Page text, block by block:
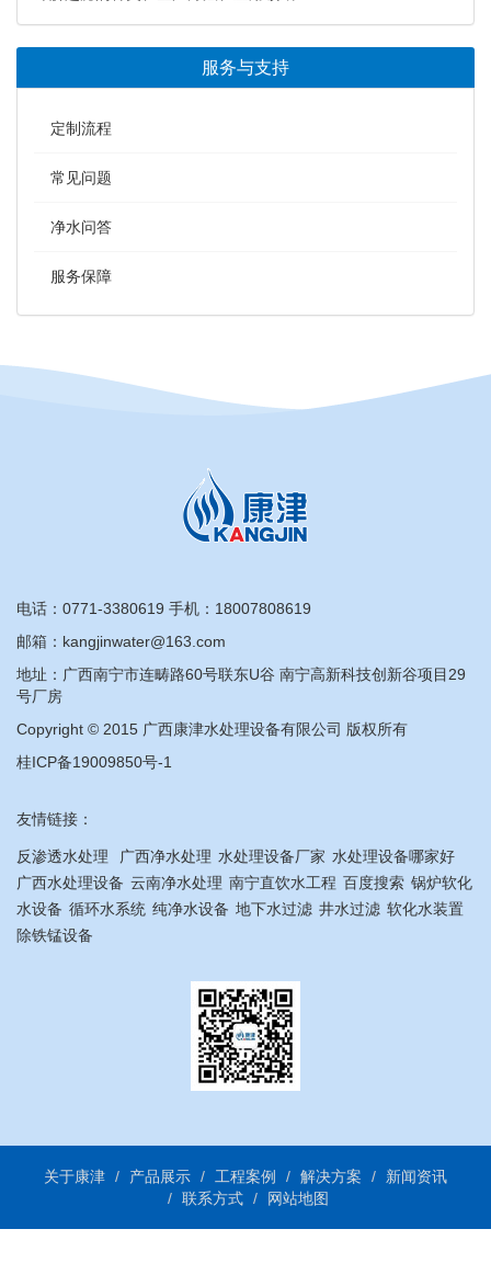
服务与支持
定制流程
常见问题
净水问答
服务保障
电话： 0771-3380619 手机： 18007808619
邮箱：kangjinwater@163.com
地址：广西南宁市连畴路60号联东U谷 南宁高新科技创新谷项目29
号厂房
Copyright © 2015 广西康津水处理设备有限公司 版权所有
桂ICP备19009850号-1
友情链接：
反渗透水处理 广西净水处理 水处理设备厂家 水处理设备哪家好
广西水处理设备 云南净水处理 南宁直饮水工程 百度搜索 锅炉软化
水设备 循环水系统 纯净水设备 地下水过滤 井水过滤 软化水装置
除铁锰设备
关于康津 产品展示 工程案例 解决方案
新闻资讯
联系方式
网站地图